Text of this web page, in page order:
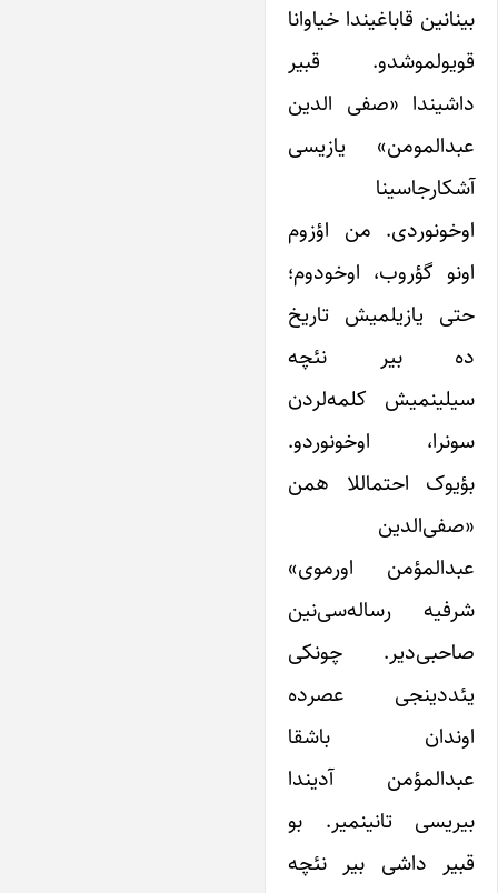
بینانین قاباغیندا خیاوانا
قویولموشدو. قبیر
داشیندا «صفی الدین
عبدالمومن» یازیسی
آشکارجاسینا
اوخونوردی. من اؤزوم
اونو گؤروب، اوخودوم؛
حتی یازیلمیش تاریخ
ده بیر نئچه
سیلینمیش کلمه‌لردن
سونرا، اوخونوردو.
بؤیوک احتماللا همن
«صفی‌الدین
عبدالمؤمن اورموی»
شرفیه رساله‌سی‌نین
صاحبی‌دیر. چونکی
یئددینجی عصرده
اوندان باشقا
عبدالمؤمن آدیندا
بیریسی تانینمیر. بو
قبیر داشی بیر نئچه